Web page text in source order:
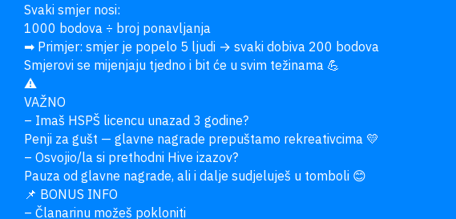
Svaki smjer nosi:
1000 bodova ÷ broj ponavljanja
➡ Primjer: smjer je popelo 5 ljudi → svaki dobiva 200 bodova
Smjerovi se mijenjaju tjedno i bit će u svim težinama 💪
⚠
VAŽNO
– Imaš HSPŠ licencu unazad 3 godine?
Penji za gušt — glavne nagrade prepuštamo rekreativcima 💛
– Osvojio/la si prethodni Hive izazov?
Pauza od glavne nagrade, ali i dalje sudjeluješ u tomboli 😊
📌 BONUS INFO
– Članarinu možeš pokloniti